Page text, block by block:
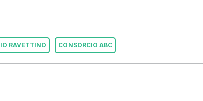
RAVETTINO CONSORCIO ABC